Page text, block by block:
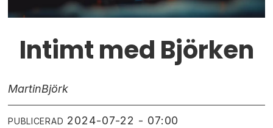
Intimt med Björken
MartinBjörk
PUBLICERAD 2024-07-22 - 07:00